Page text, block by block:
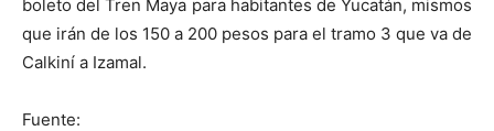
boleto del Tren Maya para habitantes de Yucatán, mismos
que irán de los 150 a 200 pesos para el tramo 3 que va de
Calkiní a Izamal.
Fuente: